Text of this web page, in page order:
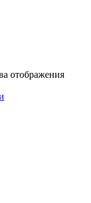
отображения